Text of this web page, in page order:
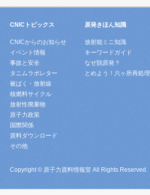
CNICトピックス
CNICからのお知らせ
イベント情報
事故と安全
タニムラボレター
被ばく・放射線
核燃料サイクル
放射性廃棄物
原子力政策
国際関係
資料ダウンロード
その他
原発きほん知識
放射能ミニ知識
キーワードガイド
なぜ脱原発？
とめよう！六ヶ所再処理
Copyright © 原子力資料情報室 All Rights Reserved.